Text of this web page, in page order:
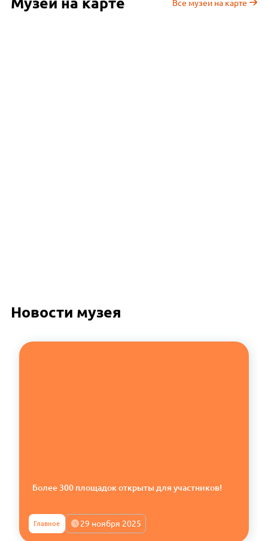
Все музеи на карте
Новости музея
Более 300 площадок открыты для участников!
Главное 29 ноября 2025